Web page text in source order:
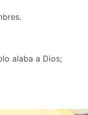
alaba a Dios;
Dios verdadero,